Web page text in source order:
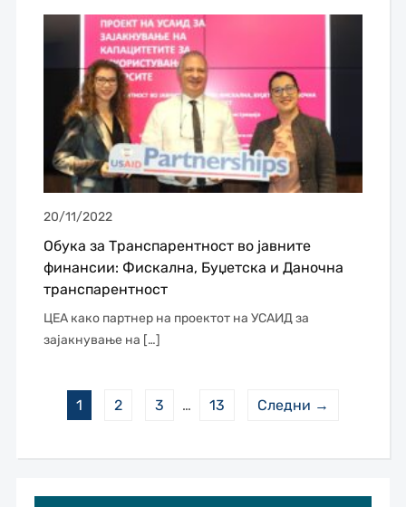
20/11/2022
Обука за Транспарентност во јавните
финансии: Фискална, Буџетска и Даночна
транспарентност
ЦЕА како партнер на проектот на УСАИД за
зајакнување на […]
1 2 3 … 13 Следни →